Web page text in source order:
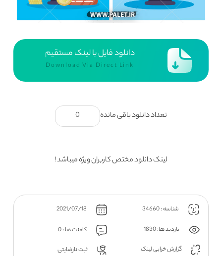
دانلود فایل با لینک مستقیم
Download Via Direct Link
تعداد دانلود باقی مانده 0
لینک دانلود مختص کاربران ویژه میباشد !
شناسه : 34660
بازدید ها: 1830
کامنت ها : 0
گزارش خرابی لینک
ثبت نارضایتی